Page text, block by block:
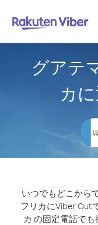
グアテ
カ
いつでもどこから
フリカにViber Out
カ の固定電話で